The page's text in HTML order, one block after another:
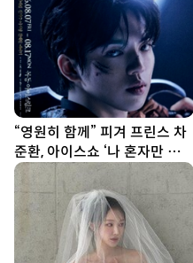
“영원히 함께” 피겨 프린스 차
준환, 아이스쇼 ‘나 혼자만 레벨
업’ 출격 (종합)[DA현장]